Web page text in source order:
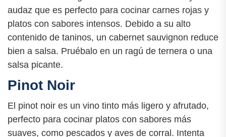
audaz que es perfecto para cocinar carnes rojas y
platos con sabores intensos. Debido a su alto
contenido de taninos, un cabernet sauvignon reduce
bien a salsa. Pruébalo en un ragú de ternera o una
salsa picante.
Pinot Noir
El pinot noir es un vino tinto más ligero y afrutado,
perfecto para cocinar platos con sabores más
suaves, como pescados y aves de corral. Intenta